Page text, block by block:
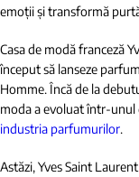
emoții și transformă
Casa de modă franceză
început să lanseze
Homme. Încă de la
moda a evoluat într-unul
industria parfumurilor.
Astăzi, Yves Saint